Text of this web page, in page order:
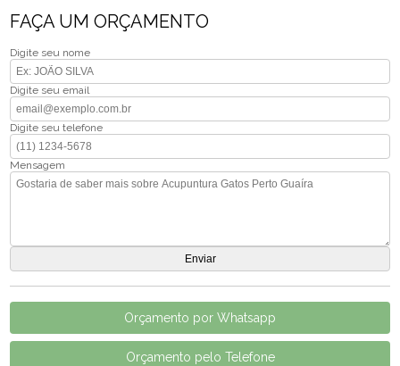
FAÇA UM ORÇAMENTO
Digite seu nome
Digite seu email
Digite seu telefone
Mensagem
Orçamento por Whatsapp
Orçamento pelo Telefone